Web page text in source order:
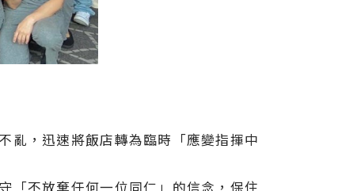
，迅速將飯店轉為臨時「應變指揮中
不放棄任何一位同仁」的信念，保住